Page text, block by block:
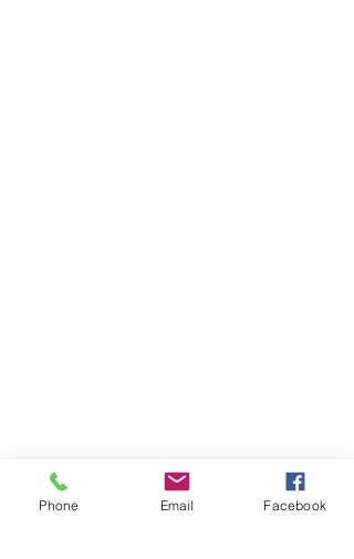
Phone Email Facebook